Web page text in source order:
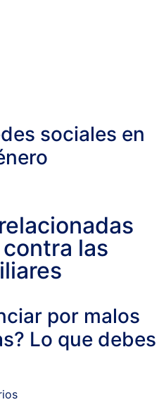
sociales en
las
por malos
Lo que debes